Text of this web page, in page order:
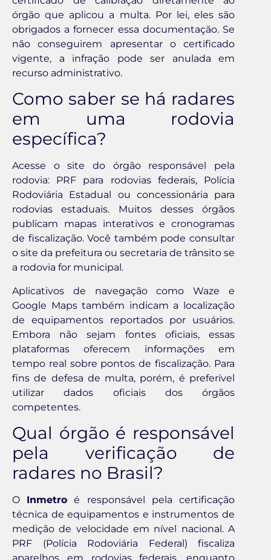
órgão que aplicou a multa. Por lei, eles são
obrigados a fornecer essa documentação. Se
não conseguirem apresentar o certificado
vigente, a infração pode ser anulada em
recurso administrativo.
Como saber se há radares
em uma rodovia
específica?
Acesse o site do órgão responsável pela
rodovia: PRF para rodovias federais, Polícia
Rodoviária Estadual ou concessionária para
rodovias estaduais. Muitos desses órgãos
publicam mapas interativos e cronogramas
de fiscalização. Você também pode consultar
o site da prefeitura ou secretaria de trânsito se
a rodovia for municipal.
Aplicativos de navegação como Waze e
Google Maps também indicam a localização
de equipamentos reportados por usuários.
Embora não sejam fontes oficiais, essas
plataformas oferecem informações em
tempo real sobre pontos de fiscalização. Para
fins de defesa de multa, porém, é preferível
utilizar dados oficiais dos órgãos
competentes.
Qual órgão é responsável
pela verificação de
radares no Brasil?
O Inmetro é responsável pela certificação
técnica de equipamentos e instrumentos de
medição de velocidade em nível nacional. A
PRF (Polícia Rodoviária Federal) fiscaliza